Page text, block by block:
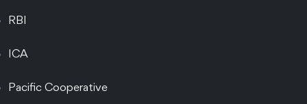
RBI
ICA
Pacific Cooperative